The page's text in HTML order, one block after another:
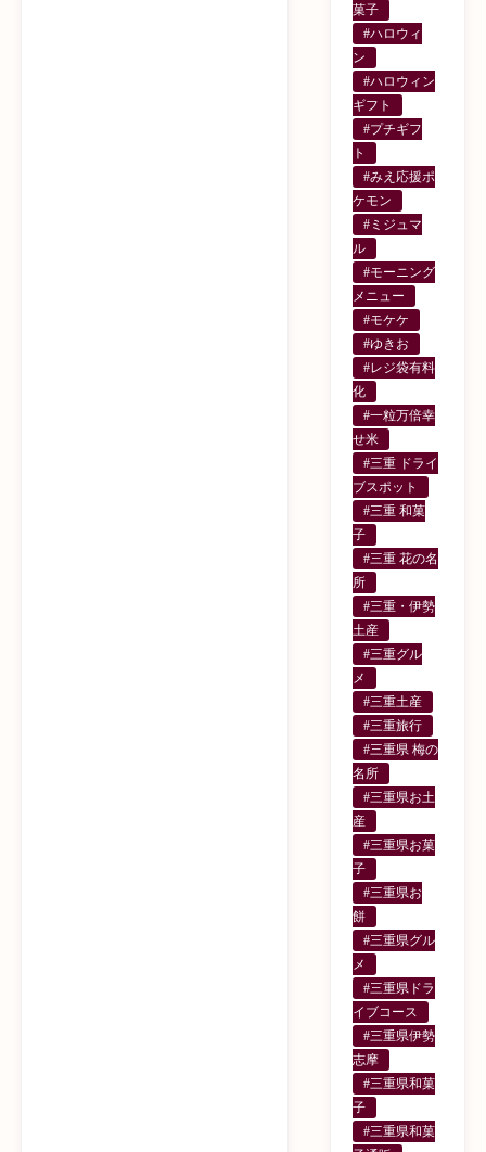
菓子
#ハロウィ
ン
#ハロウィン
ギフト
#プチギフ
ト
#みえ応援ポ
ケモン
#ミジュマ
ル
#モーニング
メニュー
#モケケ
#ゆきお
#レジ袋有料
化
#一粒万倍幸
せ米
#三重 ドライ
ブスポット
#三重 和菓
子
#三重 花の名
所
#三重・伊勢
土産
#三重グル
メ
#三重土産
#三重旅行
#三重県 梅の
名所
#三重県お土
産
#三重県お菓
子
#三重県お
餅
#三重県グル
メ
#三重県ドラ
イブコース
#三重県伊勢
志摩
#三重県和菓
子
#三重県和菓